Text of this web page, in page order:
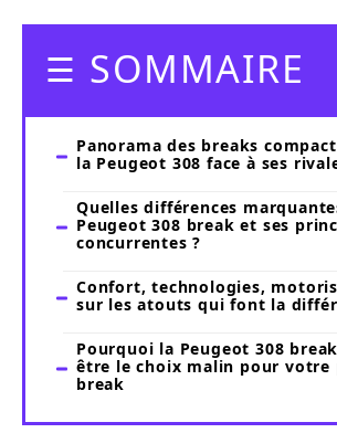
SOMMAIRE
Panorama des breaks
la Peugeot 308 face à ses
Quelles différences
Peugeot 308 break et ses
concurrentes ?
Confort, technologies,
sur les atouts qui font la
Pourquoi la Peugeot 308
être le choix malin pour votre
break